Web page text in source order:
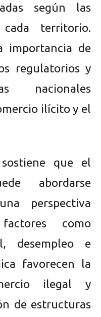
según las
territorio.
importancia de
regulatorios y
nacionales
ilícito y el
que el
abordarse
perspectiva
como
desempleo e
favorecen la
ilegal y
de estructuras